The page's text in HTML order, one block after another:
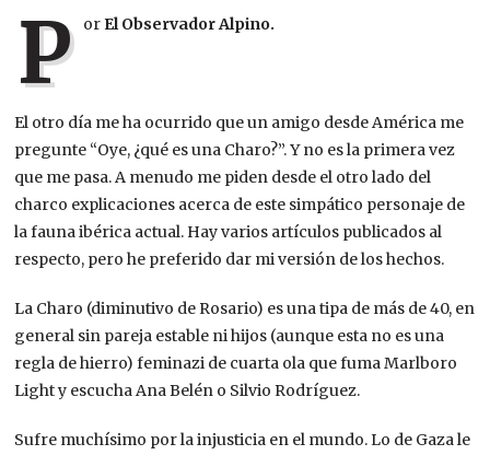
P or El Observador Alpino.
El otro día me ha ocurrido que un amigo desde América me
pregunte “Oye, ¿qué es una Charo?”. Y no es la primera vez
que me pasa. A menudo me piden desde el otro lado del
charco explicaciones acerca de este simpático personaje de
la fauna ibérica actual. Hay varios artículos publicados al
respecto, pero he preferido dar mi versión de los hechos.
La Charo (diminutivo de Rosario) es una tipa de más de 40, en
general sin pareja estable ni hijos (aunque esta no es una
regla de hierro) feminazi de cuarta ola que fuma Marlboro
Light y escucha Ana Belén o Silvio Rodríguez.
Sufre muchísimo por la injusticia en el mundo. Lo de Gaza le